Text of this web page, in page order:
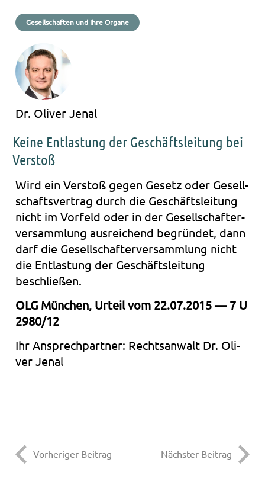
Gesellschaften und Ihre Organe
Dr. Oliver Jenal
Keine Entlastung der Geschäftsleitung bei
Verstoß
Wird ein Ver­stoß gegen Gesetz oder Gesell­
schafts­ver­trag durch die Geschäfts­lei­tung
nicht im Vor­feld oder in der Gesell­schaf­ter­
ver­samm­lung aus­rei­chend begrün­det, dann
darf die Gesell­schaf­ter­ver­samm­lung nicht
die Ent­las­tung der Geschäfts­lei­tung
beschlie­ßen.
OLG Mün­chen, Urteil vom 22.07.2015 — 7 U
2980/12
Ihr Ansprech­part­ner: Rechts­an­walt Dr. Oli­
ver Jenal
Vorheriger Beitrag Nächster Beitrag